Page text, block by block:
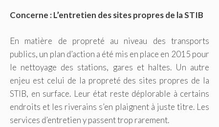
Concerne : L’entretien des sites propres de la STIB
En matière de propreté au niveau des transports
publics, un plan d’action a été mis en place en 2015 pour
le nettoyage des stations, gares et haltes. Un autre
enjeu est celui de la propreté des sites propres de la
STIB, en surface. Leur état reste déplorable à certains
endroits et les riverains s’en plaignent à juste titre. Les
services d’entretien y passent trop rarement.